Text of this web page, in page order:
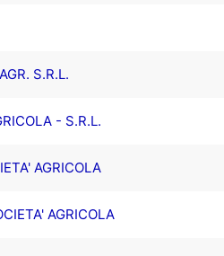
S.R.L.
- S.R.L.
AGRICOLA
AGRICOLA